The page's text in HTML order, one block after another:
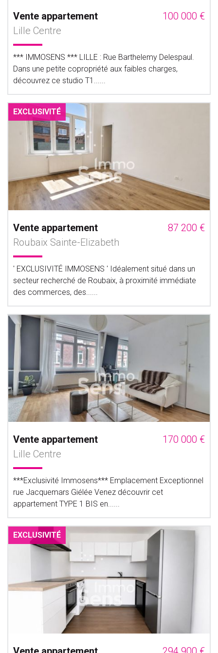
Vente appartement
100 000 €
Lille Centre
*** IMMOSENS *** LILLE : Rue Barthelemy Delespaul.
Dans une petite copropriété aux faibles charges,
découvrez ce studio T1......
EXCLUSIVITÉ
Vente appartement
87 200 €
Roubaix Sainte-Elizabeth
' EXCLUSIVITÉ IMMOSENS ' Idéalement situé dans un
secteur recherché de Roubaix, à proximité immédiate
des commerces, des......
Vente appartement
170 000 €
Lille Centre
***Exclusivité Immosens*** Emplacement Exceptionnel
rue Jacquemars Giélée Venez découvrir cet
appartement TYPE 1 BIS en......
EXCLUSIVITÉ